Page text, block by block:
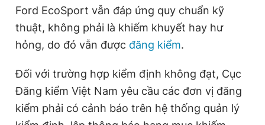
Ford EcoSport vẫn đáp ứng quy chuẩn kỹ
thuật, không phải là khiếm khuyết hay hư
hỏng, do đó vẫn được đăng kiểm.
Đối với trường hợp kiểm định không đạt, Cục
Đăng kiểm Việt Nam yêu cầu các đơn vị đăng
kiểm phải có cảnh báo trên hệ thống quản lý